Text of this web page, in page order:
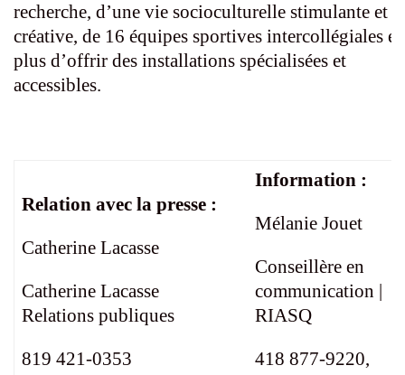
recherche, d’une vie socioculturelle stimulante et
créative, de 16 équipes sportives intercollégiales en
plus d’offrir des installations spécialisées et
accessibles.
Relation avec la presse :
Catherine Lacasse
Catherine Lacasse
Relations publiques
819 421-0353
Information :
Mélanie Jouet
Conseillère en
communication |
RIASQ
418 877-9220,